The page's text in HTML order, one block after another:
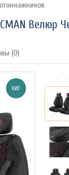
Велюр
(0)
ХИТ